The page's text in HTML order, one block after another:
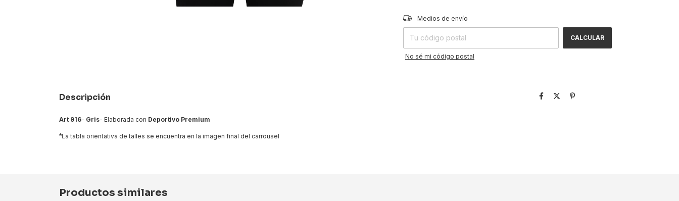
Entregas para el CP:
Medios de envío
CALCULAR
No sé mi código postal
Descripción
Art 916- Gris- Elaborada con Deportivo Premium
*La tabla orientativa de talles se encuentra en la imagen final del carrousel
Productos similares